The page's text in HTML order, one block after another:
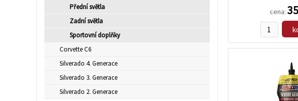
cena:
Přední světla
Zadní světla
Sportovní doplňky
Corvette C6
Silverado 4. Generace
Silverado 3. Generace
Silverado 2. Generace